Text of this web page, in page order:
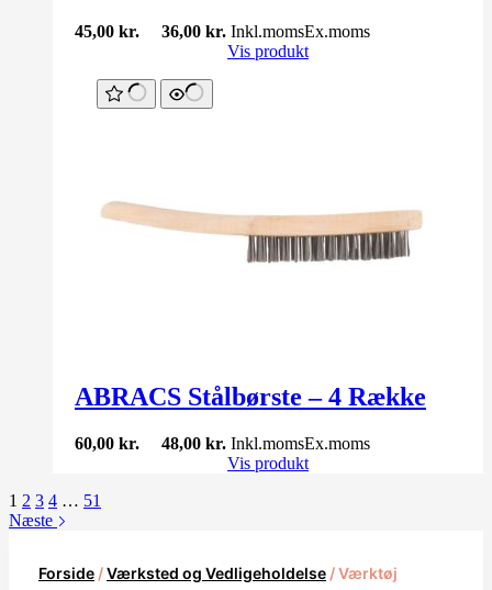
45,00 kr. 36,00 kr. Inkl.momsEx.moms
Vis produkt
ABRACS Stålbørste – 4 Række
60,00 kr. 48,00 kr. Inkl.momsEx.moms
Vis produkt
1 2 3 4 … 51
Næste
Forside /Værksted og Vedligeholdelse / Værktøj